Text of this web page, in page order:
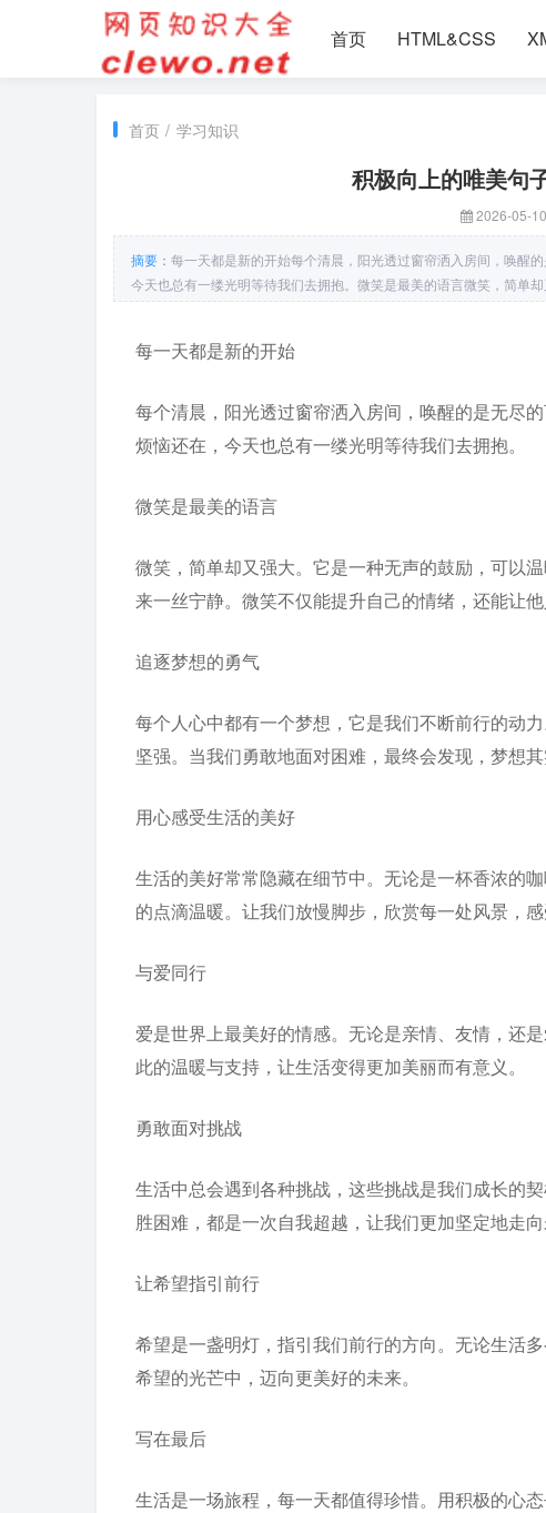
首页 HTML&CSS
首页 / 学习知识
积极向上的唯美句
2026-05-10
摘要： 每一天都是新的开始每个清晨，阳光透过窗帘洒入房间，唤醒
今天也总有一缕光明等待我们去拥抱。微笑是最美的语言微笑，简单
每一天都是新的开始
每个清晨，阳光透过窗帘洒入房间，唤醒的是无尽
烦恼还在，今天也总有一缕光明等待我们去拥抱。
微笑是最美的语言
微笑，简单却又强大。它是一种无声的鼓励，可以
来一丝宁静。微笑不仅能提升自己的情绪，还能让
追逐梦想的勇气
每个人心中都有一个梦想，它是我们不断前行的动
坚强。当我们勇敢地面对困难，最终会发现，梦想其
用心感受生活的美好
生活的美好常常隐藏在细节中。无论是一杯香浓的
的点滴温暖。让我们放慢脚步，欣赏每一处风景，感
与爱同行
爱是世界上最美好的情感。无论是亲情、友情，还
此的温暖与支持，让生活变得更加美丽而有意义。
勇敢面对挑战
生活中总会遇到各种挑战，这些挑战是我们成长的
胜困难，都是一次自我超越，让我们更加坚定地走向
让希望指引前行
希望是一盏明灯，指引我们前行的方向。无论生活
希望的光芒中，迈向更美好的未来。
写在最后
生活是一场旅程，每一天都值得珍惜。用积极的心